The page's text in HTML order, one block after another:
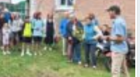
ar Krāču kakta svētkiem